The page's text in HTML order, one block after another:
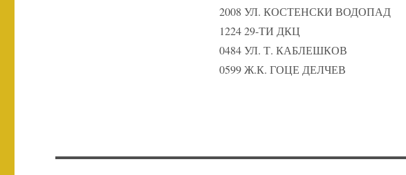
2008 УЛ. КОСТЕНСКИ ВОДОПАД
1224 29-ТИ ДКЦ
0484 УЛ. Т. КАБЛЕШКОВ
0599 Ж.К. ГОЦЕ ДЕЛЧЕВ